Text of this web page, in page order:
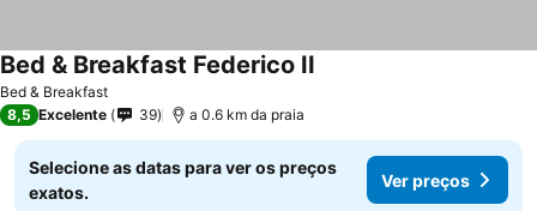
Bed & Breakfast
Bed & Breakfast Federico II
8,5 Excelente 39 a 0.6 km da praia
Selecione as datas para ver os preços
exatos.
Ver preços